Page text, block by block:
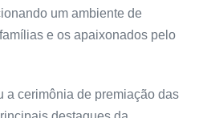
um ambiente de
e os apaixonados pelo
a cerimônia de premiação das